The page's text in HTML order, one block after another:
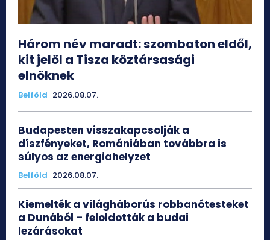
Három név maradt: szombaton eldől,
kit jelöl a Tisza köztársasági
elnöknek
Belföld 2026.08.07.
Budapesten visszakapcsolják a
díszfényeket, Romániában továbbra is
súlyos az energiahelyzet
Belföld 2026.08.07.
Kiemelték a világháborús robbanótesteket
a Dunából – feloldották a budai
lezárásokat